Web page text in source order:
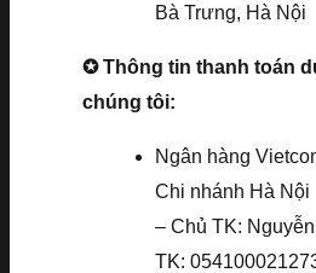
Bà Trưng, Hà Nội
✪ Thông tin thanh toán
chúng tôi:
Ngân hàng
Chi nhánh Hà Nội
– Chủ TK:
TK: